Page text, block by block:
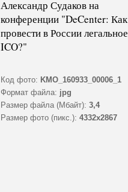
Александр Судаков на
конференции "DeCenter: Как
провести в России легальное
ICO?"
Код фото: KMO_160933_00006_1
Формат файла: jpg
Размер файла (Мбайт): 3,4
Размер фото (пикс.): 4332x2867